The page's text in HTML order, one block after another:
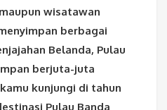
wisatawan
berbagai
Belanda, Pulau
berjuta-juta
kunjungi di tahun
Pulau Banda